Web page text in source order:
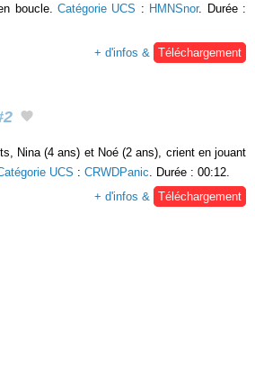
boucle. Catégorie UCS : HMNSnor. Durée :
+ d'infos &
Téléchargement
Nina (4 ans) et Noé (2 ans), crient en jouant
UCS : CRWDPanic . Durée : 00:12.
+ d'infos &
Téléchargement